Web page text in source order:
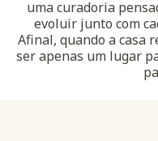
uma curadoria
evoluir junto com
Afinal, quando a casa
ser apenas um lugar